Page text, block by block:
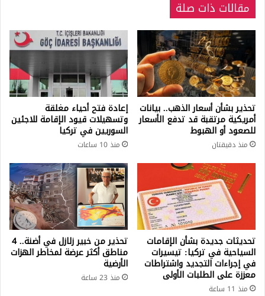
مقالات ذات صلة
تحذير بشأن أسعار الذهب.. بيانات
أمريكية مرتقبة قد تدفع الأسعار
للصعود أو الهبوط
منذ دقيقتان
إعادة فتح أحياء مغلقة
وتسهيلات قيود الإقامة للاجئين
السوريين في تركيا
منذ 10 ساعات
تحديثات جديدة بشأن الإقامات
السياحية في تركيا: تيسيرات
في إجراءات التجديد واشتراطات
معززة على الطلبات الأولى
منذ 11 ساعة
تحذير من خبير زلازل في أضنة.. 4
مناطق أكثر عرضة لمخاطر الهزات
الأرضية
منذ 23 ساعة